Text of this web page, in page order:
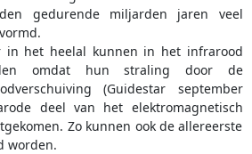
gedurende miljarden jaren veel
in het heelal kunnen in het infrarood
omdat hun straling door de
(Guidestar september
deel van het elektromagnetisch
Zo kunnen ook de allereerste
worden.